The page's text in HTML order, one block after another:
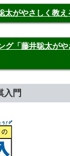
太がやさしく教え
グ「藤井聡太がや
入門